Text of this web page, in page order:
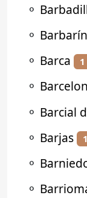
⚬
⚬ Barbarín
⚬ Barca 1
⚬
⚬ Barcial
⚬ Barjas 1
⚬
⚬